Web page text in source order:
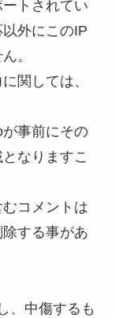
トされてい
外にこのIP
。
関しては、
事前にその
なりますこ
コメントは
する事があ
、中傷するも